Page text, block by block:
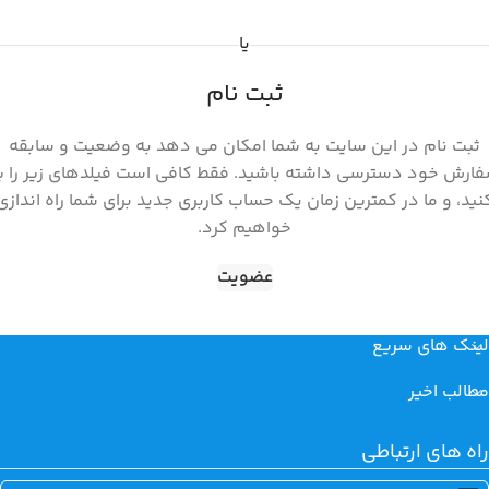
یا
ثبت نام
ثبت نام در این سایت به شما امکان می دهد به وضعیت و سابقه
خود دسترسی داشته باشید. فقط کافی است فیلدهای زیر را
و ما در کمترین زمان یک حساب کاربری جدید برای شما راه
خواهیم کرد.
عضویت
لینک های سریع
مطالب اخیر
راه های ارتباطی